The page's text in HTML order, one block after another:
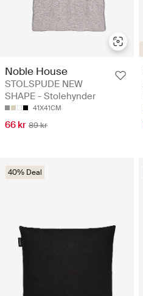
Noble House
STOLSPUDE NEW
SHAPE - Stolehynder
41X41CM
66 kr 89 kr
40% Deal